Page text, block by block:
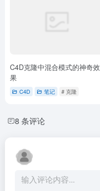
C4D克隆中混合模式的神奇效
果
C4D 笔记 # 克隆
8 条评论